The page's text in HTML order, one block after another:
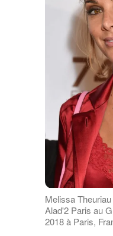
Melissa
Alad'2 Paris au
2018 à Paris,